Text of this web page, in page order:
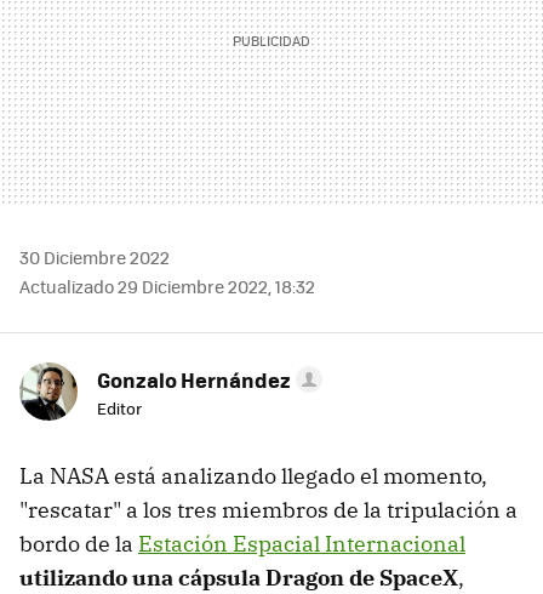
30 Diciembre 2022
Actualizado 29 Diciembre 2022, 18:32
Gonzalo Hernández
Editor
La NASA está analizando llegado el momento,
"rescatar" a los tres miembros de la tripulación a
bordo de la Estación Espacial Internacional
utilizando una cápsula Dragon de SpaceX,